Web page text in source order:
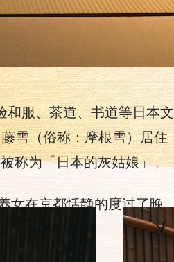
和服、茶道、书道等日本文
雪（俗称：摩根雪）居住
称为「日本的灰姑娘」。
女在京都恬静的度过了晚